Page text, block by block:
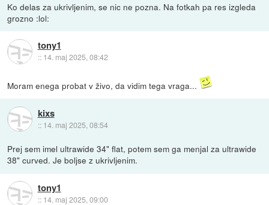
Ko delas za ukrivljenim, se nic ne pozna. Na fotkah pa res izgleda
grozno :lol:
tony1
:: 14. maj 2025, 08:42
Moram enega probat v živo, da vidim tega vraga...
kixs
:: 14. maj 2025, 08:54
Prej sem imel ultrawide 34" flat, potem sem ga menjal za ultrawide
38" curved. Je boljse z ukrivljenim.
tony1
:: 14. maj 2025, 09:00